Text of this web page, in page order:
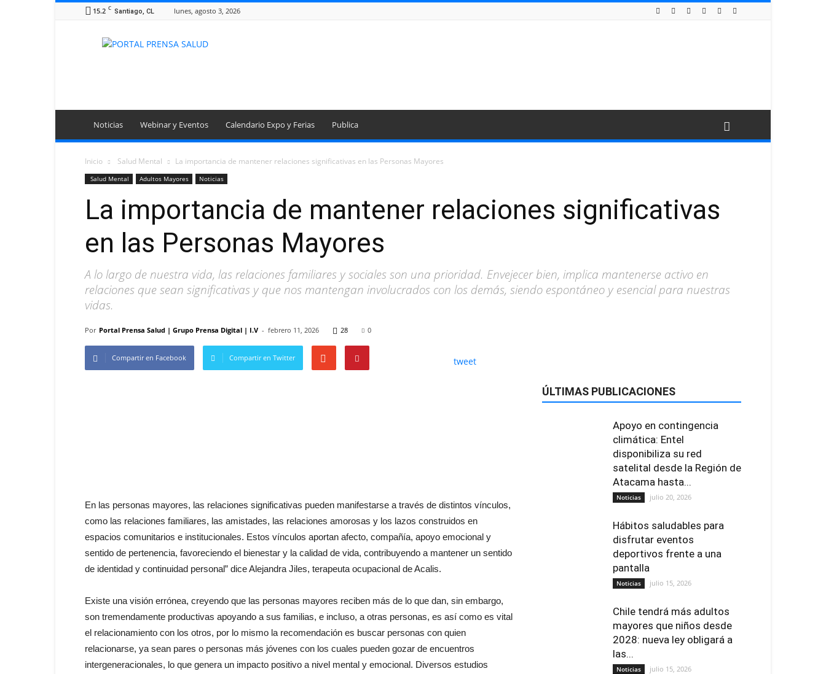
15.2 C Santiago, CL lunes, agosto 3, 2026
Portal
Noticias Webinar y Eventos Calendario Expo y Ferias Publica
Inicio Salud Mental La importancia de mantener relaciones significativas en las Personas Mayores
Salud Mental Adultos Mayores Noticias
La importancia de mantener relaciones significativas
en las Personas Mayores
A lo largo de nuestra vida, las relaciones familiares y sociales son una prioridad. Envejecer bien, implica mantenerse activo en
relaciones que sean significativas y que nos mantengan involucrados con los demás, siendo espontáneo y esencial para nuestras
vidas.
Por Portal Prensa Salud | Grupo Prensa Digital | I.V - febrero 11, 2026 28 0
Compartir en Facebook Compartir en Twitter tweet
En las personas mayores, las relaciones significativas pueden manifestarse a través de distintos vínculos,
como las relaciones familiares, las amistades, las relaciones amorosas y los lazos construidos en
espacios comunitarios e institucionales. Estos vínculos aportan afecto, compañía, apoyo emocional y
sentido de pertenencia, favoreciendo el bienestar y la calidad de vida, contribuyendo a mantener un sentido
de identidad y continuidad personal” dice Alejandra Jiles, terapeuta ocupacional de Acalis.
Existe una visión errónea, creyendo que las personas mayores reciben más de lo que dan, sin embargo,
son tremendamente productivas apoyando a sus familias, e incluso, a otras personas, es así como es vital
el relacionamiento con los otros, por lo mismo la recomendación es buscar personas con quien
relacionarse, ya sean pares o personas más jóvenes con los cuales pueden gozar de encuentros
intergeneracionales, lo que genera un impacto positivo a nivel mental y emocional. Diversos estudios
ÚLTIMAS PUBLICACIONES
Apoyo en contingencia
climática: Entel
disponibiliza su red
satelital desde la Región de
Atacama hasta...
Noticias julio 20, 2026
Hábitos saludables para
disfrutar eventos
deportivos frente a una
pantalla
Noticias julio 15, 2026
Chile tendrá más adultos
mayores que niños desde
2028: nueva ley obligará a
las...
Noticias julio 15, 2026